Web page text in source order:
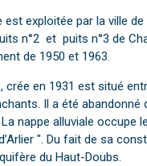
est exploitée par la ville
n°2 et puits n°3 de
de 1950 et 1963.
crée en 1931 est situé
Il a été
nappe alluviale occupe
". Du fait de sa
du Haut-Doubs.